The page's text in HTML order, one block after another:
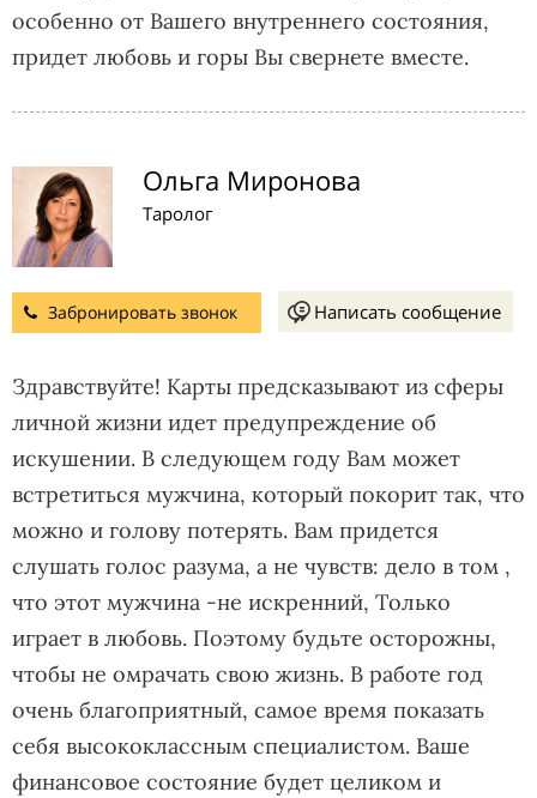
особенно от Вашего внутреннего состояния,
придет любовь и горы Вы свернете вместе.
Ольга Миронова
Таролог
Забронировать звонок Написать сообщение
Здравствуйте! Карты предсказывают из сферы
личной жизни идет предупреждение об
искушении. В следующем году Вам может
встретиться мужчина, который покорит так, что
можно и голову потерять. Вам придется
слушать голос разума, а не чувств: дело в том ,
что этот мужчина -не искренний, Только
играет в любовь. Поэтому будьте осторожны,
чтобы не омрачать свою жизнь. В работе год
очень благоприятный, самое время показать
себя высококлассным специалистом. Ваше
финансовое состояние будет целиком и